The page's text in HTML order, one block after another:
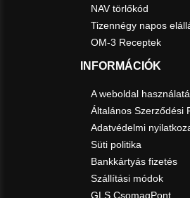
NAV törlőkód
Tizennégy napos
OM-3 Receptek
INFORMÁCIÓK
A weboldal
Általános Szerződési
Adatvédelmi
Süti politika
Bankkártyás fizetés
Szállítási módok
GLS CsomagPont